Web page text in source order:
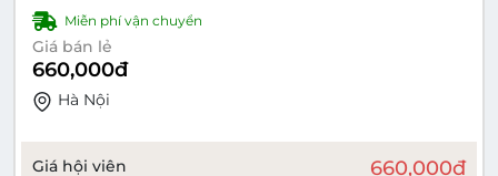
Miễn phí vận chuyển
Giá bán lẻ
660,000đ
Hà Nội
Giá hội viên 660,000đ